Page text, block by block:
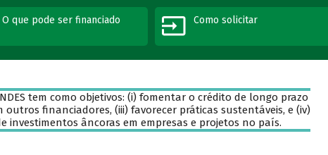
O que pode ser financiado Como solicitar
tem como objetivos: (i) fomentar o crédito de longo prazo
financiadores, (iii) favorecer práticas sustentáveis, e (iv)
investimentos âncoras em empresas e projetos no país.